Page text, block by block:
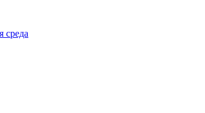
среда